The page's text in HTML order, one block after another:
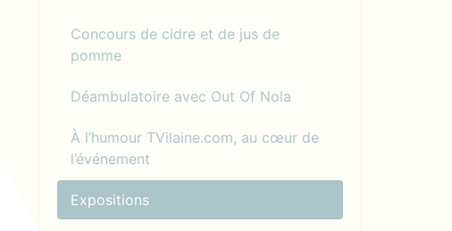
Concours de cidre et de jus de
pomme
Déambulatoire avec Out Of Nola
À l’humour TVilaine.com, au cœur de
l’événement
Expositions